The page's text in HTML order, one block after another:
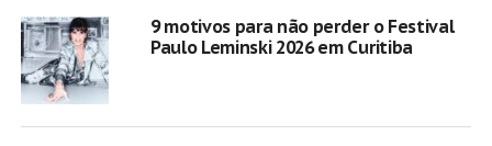
9 motivos para não perder o Festival
Paulo Leminski 2026 em Curitiba